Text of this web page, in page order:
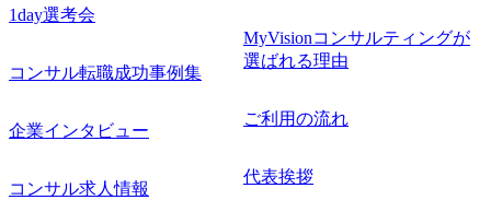
1day選考会
コンサル転職成功事例集
企業インタビュー
コンサル求人情報
MyVisionコンサルティングが
選ばれる理由
ご利用の流れ
代表挨拶